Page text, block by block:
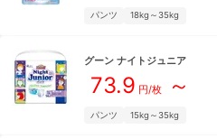
パンツ 18kg～35kg
グーン ナイトジュニア
73.9 円/枚～
パンツ 15kg～35kg